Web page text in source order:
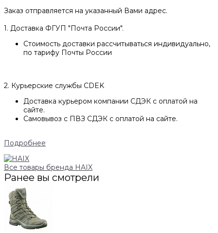
Заказ отправляется на указанный Вами адрес.
1. Доставка ФГУП "Почта России".
Стоимость доставки рассчитываться индивидуально,
по тарифу Почты России
2. Курьерские службы CDEK
Доставка курьером компании СДЭК с оплатой на
сайте.
Самовывоз с ПВЗ СДЭК с оплатой на сайте.
Подробнее
Все товары бренда HAIX
Ранее вы смотрели